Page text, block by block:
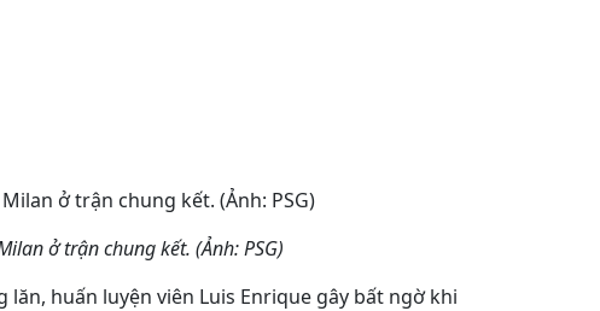
ở trận chung kết. (Ảnh: PSG)
huấn luyện viên Luis Enrique gây bất ngờ khi